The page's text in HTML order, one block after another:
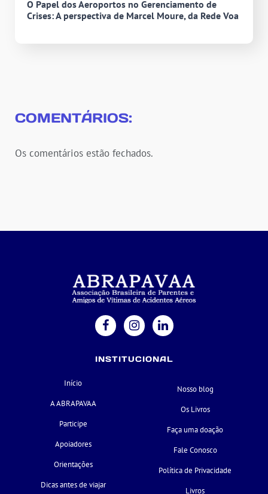
O Papel dos Aeroportos no Gerenciamento de
Crises: A perspectiva de Marcel Moure, da Rede Voa
COMENTÁRIOS:
Os comentários estão fechados.
INSTITUCIONAL
Início
A ABRAPAVAA
Participe
Apoiadores
Orientações
Dicas antes de viajar
Nosso blog
Os Livros
Faça uma doação
Fale Conosco
Política de Privacidade
Livros